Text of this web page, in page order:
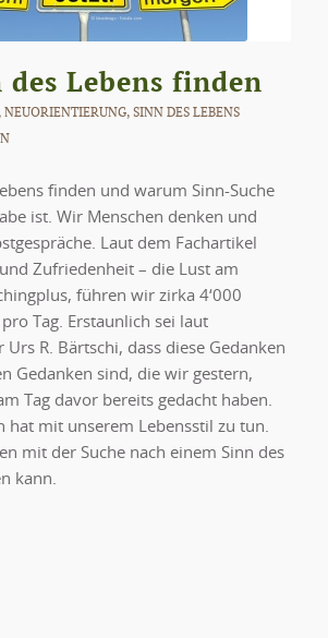
des Lebens finden
NEUORIENTIERUNG, SINN DES LEBENS
finden und warum Sinn-Suche
ist. Wir Menschen denken und
Laut dem Fachartikel
Zufriedenheit – die Lust am
führen wir zirka 4‘000
Tag. Erstaunlich sei laut
Urs R. Bärtschi, dass diese Gedanken
Gedanken sind, die wir gestern,
Tag davor bereits gedacht haben.
hat mit unserem Lebensstil zu tun.
mit der Suche nach einem Sinn des
kann.